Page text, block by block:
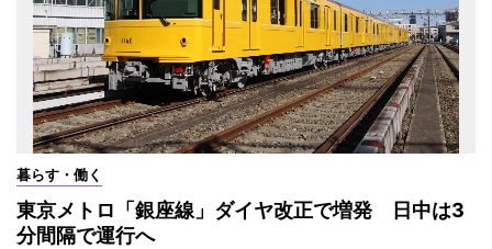
暮らす・働く
東京メトロ「銀座線」ダイヤ改正で増発 日中は3
分間隔で運行へ